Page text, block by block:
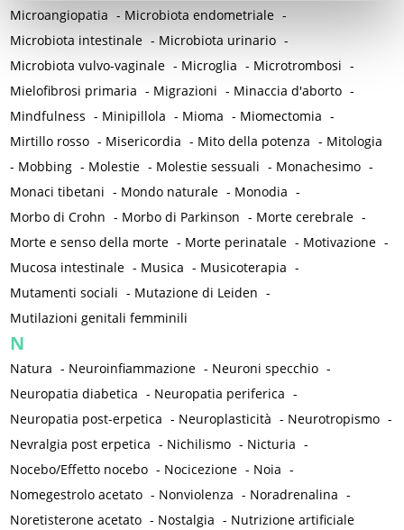
Microangiopatia - Microbiota endometriale -
Microbiota intestinale - Microbiota urinario -
Microbiota vulvo-vaginale - Microglia - Microtrombosi -
Mielofibrosi primaria - Migrazioni - Minaccia d'aborto -
Mindfulness - Minipillola - Mioma - Miomectomia -
Mirtillo rosso - Misericordia - Mito della potenza - Mitologia
- Mobbing - Molestie - Molestie sessuali - Monachesimo -
Monaci tibetani - Mondo naturale - Monodia -
Morbo di Crohn - Morbo di Parkinson - Morte cerebrale -
Morte e senso della morte - Morte perinatale - Motivazione -
Mucosa intestinale - Musica - Musicoterapia -
Mutamenti sociali - Mutazione di Leiden -
Mutilazioni genitali femminili
N
Natura - Neuroinfiammazione - Neuroni specchio -
Neuropatia diabetica - Neuropatia periferica -
Neuropatia post-erpetica - Neuroplasticità - Neurotropismo -
Nevralgia post erpetica - Nichilismo - Nicturia -
Nocebo/Effetto nocebo - Nocicezione - Noia -
Nomegestrolo acetato - Nonviolenza - Noradrenalina -
Noretisterone acetato - Nostalgia - Nutrizione artificiale